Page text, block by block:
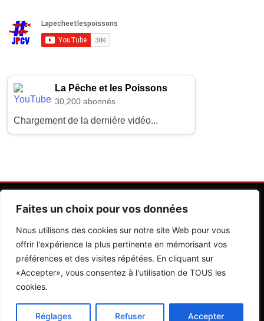
Faites un choix pour vos données
Nous utilisons des cookies sur notre site Web pour vous
offrir l'expérience la plus pertinente en mémorisant vos
préférences et des visites répétées. En cliquant sur
«Accepter», vous consentez à l'utilisation de TOUS les
cookies.
Réglages Refuser Accepter
La Pêche et les Poissons
30,200 abonnés
Chargement de la dernière vidéo...
Contactez Nos Rédactions Mentions Légales